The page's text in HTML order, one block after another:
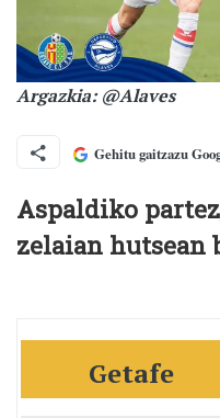
Argazkia: @Alaves
Gehitu gaitzazu
Aspaldiko
zelaian hutsean
Getafe